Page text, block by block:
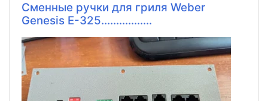
Сменные ручки для гриля Weber
Genesis E-325.................